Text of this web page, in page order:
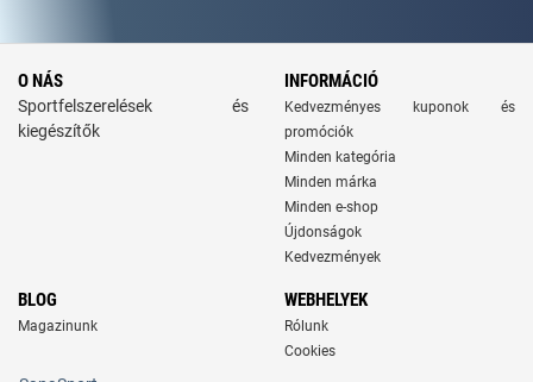
O NÁS
Sportfelszerelések és
kiegészítők
INFORMÁCIÓ
Kedvezményes kuponok és
promóciók
Minden kategória
Minden márka
Minden e-shop
Újdonságok
Kedvezmények
BLOG
Magazinunk
WEBHELYEK
Rólunk
Cookies